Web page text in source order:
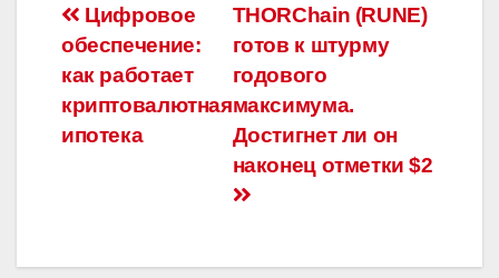
Навигация
по
записям
THORChain (RUNE)
готов к штурму
годового
максимума.
Достигнет ли он
наконец отметки $2
Цифровое
обеспечение:
как работает
криптовалютная
ипотека